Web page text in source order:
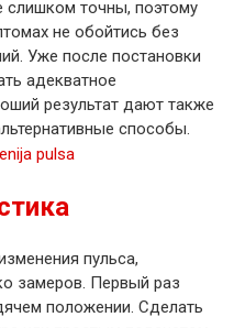
слишком точны, поэтому
не обойтись без
Уже после постановки
адекватное
результат дают также
способы.
пульса,
замеров. Первый раз
положении. Сделать